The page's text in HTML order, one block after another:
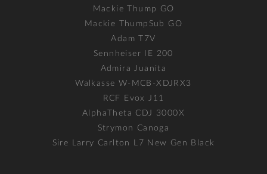
Mackie Thump GO
Mackie ThumpSub GO
Adam T7V
Sennheiser IE 200
Admira Juanita
Walkasse W-MCB-XDJRX3
RCF Evox J11
AlphaTheta CDJ 3000X
Strymon Canoga
Sire Larry Carlton L7 New Gen Black